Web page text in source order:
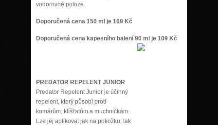
vodorovné poloze.
Doporučená cena 150 ml je 169 Kč
Doporučená cena kapesního balení 90 ml je 109 Kč
PREDATOR REPELENT JUNIOR
Predator Repelent Junior je účinný
repelent, který působí proti
komárům, klíšťatům a muchničkám.
Lze jej aplikovat jak na pokožku, tak